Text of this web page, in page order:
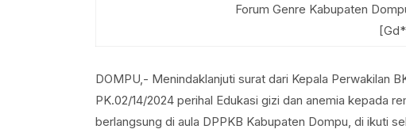
Forum Genre Kabupaten
DOMPU,- Menindaklanjuti surat dari Kepala Perwakilan
PK.02/14/2024 perihal Edukasi gizi dan anemia kepada
berlangsung di aula DPPKB Kabupaten Dompu, di ikuti